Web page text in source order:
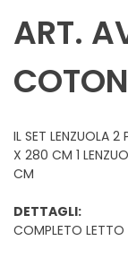
ART.
IL SET LENZUOLA 2
X 280 CM 1
CM
DETTAGLI:
COMPLETO